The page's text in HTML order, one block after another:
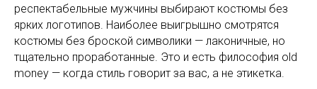
респектабельные мужчины выбирают костюмы без
ярких логотипов. Наиболее выигрышно смотрятся
костюмы без броской символики — лаконичные, но
тщательно проработанные. Это и есть философия old
money — когда стиль говорит за вас, а не этикетка.